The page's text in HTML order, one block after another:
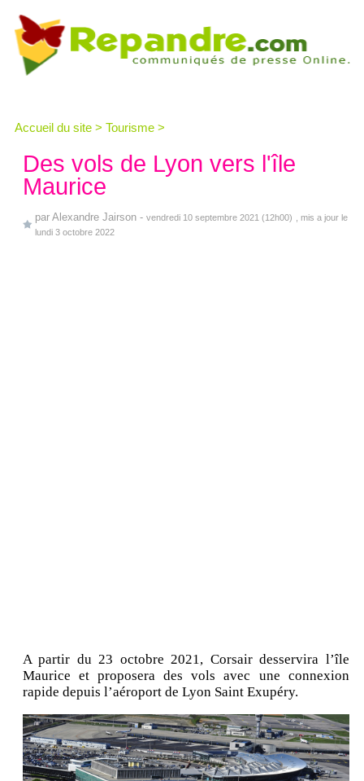
Accueil du site > Tourisme >
Des vols de Lyon vers l'île
Maurice
par Alexandre Jairson - vendredi 10 septembre 2021 (12h00)
, mis a jour le
lundi 3 octobre 2022
A partir du 23 octobre 2021, Corsair desservira l’île
Maurice et proposera des vols avec une connexion
rapide depuis l’aéroport de Lyon Saint Exupéry.